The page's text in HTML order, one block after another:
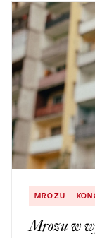
MROZU
Mrozu w